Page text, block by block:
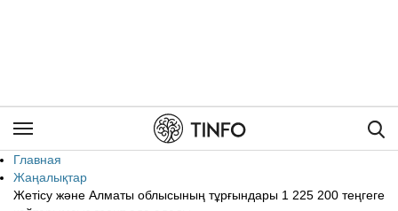
Главная
Жаңалықтар
Жетісу және Алматы облысының тұрғындары 1 225 200 теңгеге